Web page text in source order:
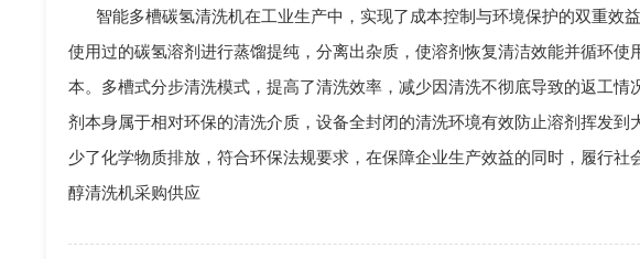
智能多槽碳氢清洗机在工业生产中，实现了成本控制与环境保护的双重效
使用过的碳氢溶剂进行蒸馏提纯，分离出杂质，使溶剂恢复清洁效能并循环
本。多槽式分步清洗模式，提高了清洗效率，减少因清洗不彻底导致的返工情
剂本身属于相对环保的清洗介质，设备全封闭的清洗环境有效防止溶剂挥发
少了化学物质排放，符合环保法规要求，在保障企业生产效益的同时，履行
醇清洗机采购供应